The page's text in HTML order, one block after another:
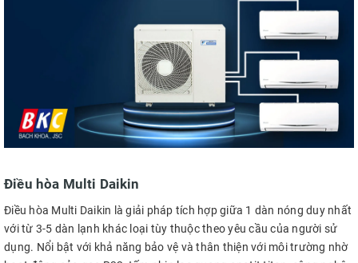
Điều hòa Multi Daikin
Điều hòa Multi Daikin là giải pháp tích hợp giữa 1 dàn nóng duy nhất
với từ 3-5 dàn lạnh khác loại tùy thuộc theo yêu cầu của người sử
dụng. Nổi bật với khả năng bảo vệ và thân thiện với môi trường nhờ